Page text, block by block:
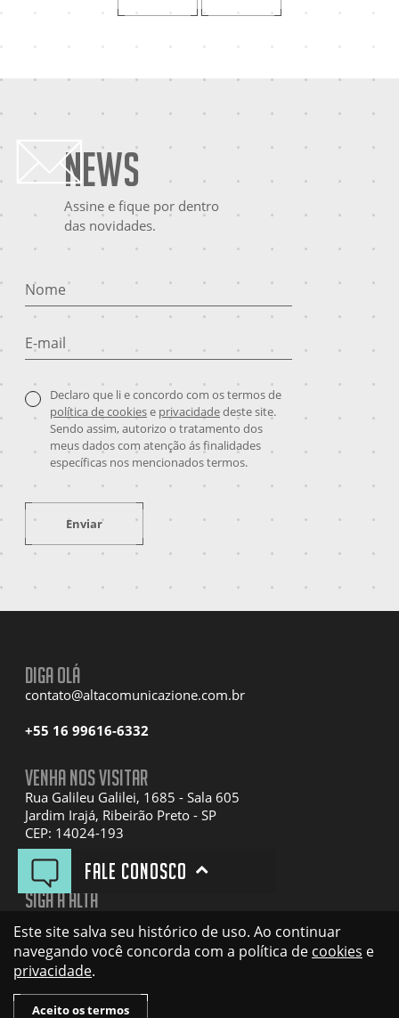
News
Assine e fique por dentro
das novidades.
Nome
E-mail
Declaro que li e concordo com os termos de
política de cookiese privacidadedeste site.
Sendo assim, autorizo o tratamento dos
meus dados com atenção ás finalidades
específicas nos mencionados termos.
Enviar
Diga olá
contato@altacomunicazione.com.br
+55 16 99616-6332
Venha nos visitar
Rua Galileu Galilei, 1685 - Sala 605
Jardim Irajá, Ribeirão Preto - SP
CEP: 14024-193
Siga a Alta
Instagram
Linkedin
YouTube
Este site salva seu histórico de uso. Ao continuar
navegando você concorda com a política de cookies e
privacidade.
Aceito os termos
Fale conosco